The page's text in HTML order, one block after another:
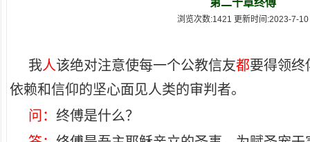
第二十章终傅
浏览次数:1421 更新时间:2023-7-10
我人该绝对注意使每一个公教信友都要得领终
依赖和信仰的坚心面见人类的审判者。
问： 终傅是什么？